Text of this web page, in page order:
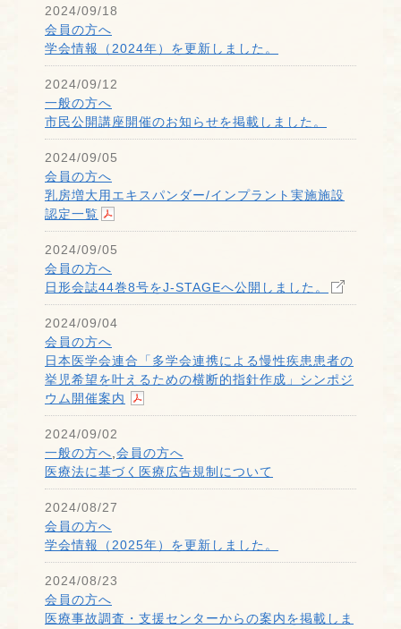
2024/09/18
会員の方へ
学会情報（2024年）を更新しました。
2024/09/12
一般の方へ
市民公開講座開催のお知らせを掲載しました。
2024/09/05
会員の方へ
乳房増大用エキスパンダー/インプラント実施施設
認定一覧
2024/09/05
会員の方へ
日形会誌44巻8号をJ-STAGEへ公開しました。
2024/09/04
会員の方へ
日本医学会連合「多学会連携による慢性疾患患者の
挙児希望を叶えるための横断的指針作成」シンポジ
ウム開催案内
2024/09/02
一般の方へ 会員の方へ
医療法に基づく医療広告規制について
2024/08/27
会員の方へ
学会情報（2025年）を更新しました。
2024/08/23
会員の方へ
医療事故調査・支援センターからの案内を掲載しま